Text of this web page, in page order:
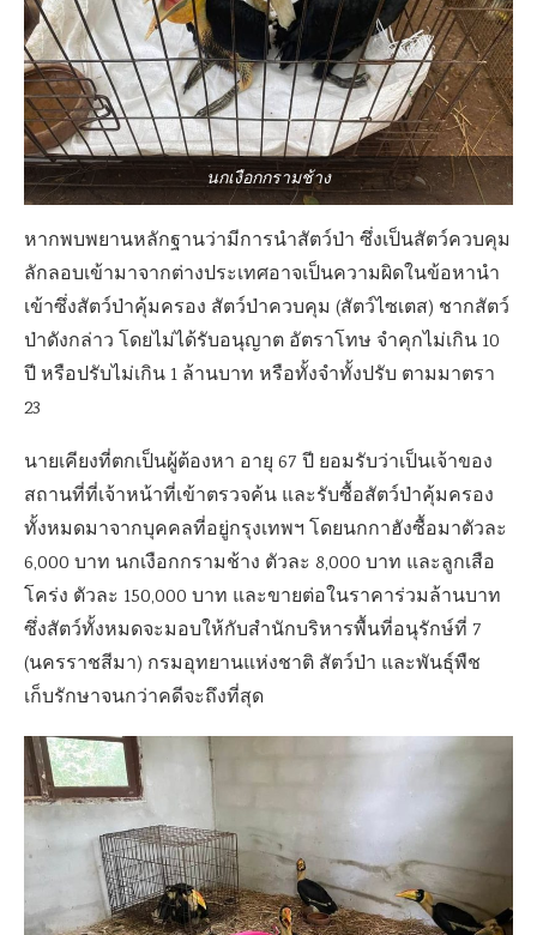
นกเงือกกรามช้าง
หากพบพยานหลักฐานว่ามีการนำสัตว์ป่า ซึ่งเป็นสัตว์ควบคุม
ลักลอบเข้ามาจากต่างประเทศอาจเป็นความผิดในข้อหานำ
เข้าซึ่งสัตว์ป่าคุ้มครอง สัตว์ป่าควบคุม (สัตว์ไซเตส) ชากสัตว์
ป่าดังกล่าว โดยไม่ได้รับอนุญาต อัตราโทษ จำคุกไม่เกิน 10
ปี หรือปรับไม่เกิน 1 ล้านบาท หรือทั้งจำทั้งปรับ ตามมาตรา
23
นายเคียงที่ตกเป็นผู้ต้องหา อายุ 67 ปี ยอมรับว่าเป็นเจ้าของ
สถานที่ที่เจ้าหน้าที่เข้าตรวจค้น และรับซื้อสัตว์ป่าคุ้มครอง
ทั้งหมดมาจากบุคคลที่อยู่กรุงเทพฯ โดยนกกาฮังซื้อมาตัวละ
6,000 บาท นกเงือกกรามช้าง ตัวละ 8,000 บาท และลูกเสือ
โคร่ง ตัวละ 150,000 บาท และขายต่อในราคาร่วมล้านบาท
ซึ่งสัตว์ทั้งหมดจะมอบให้กับสำนักบริหารพื้นที่อนุรักษ์ที่ 7
(นครราชสีมา) กรมอุทยานแห่งชาติ สัตว์ป่า และพันธุ์พืช
เก็บรักษาจนกว่าคดีจะถึงที่สุด